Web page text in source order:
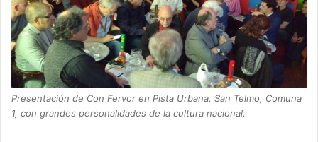
Presentación de Con Fervor en Pista Urbana, San Telmo, Comuna
1, con grandes personalidades de la cultura nacional.